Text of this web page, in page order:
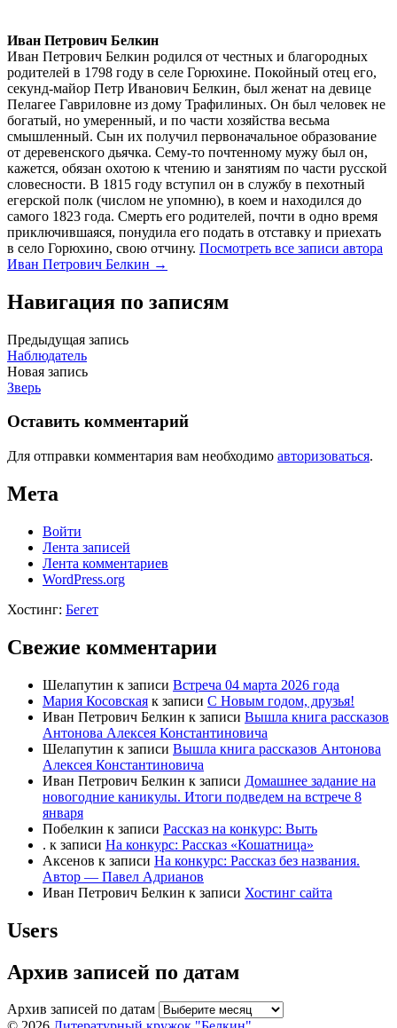
Иван Петрович Белкин
Иван Петрович Белкин родился от честных и благородных
родителей в 1798 году в селе Горюхине. Покойный отец его,
секунд-майор Петр Иванович Белкин, был женат на девице
Пелагее Гавриловне из дому Трафилиных. Он был человек не
богатый, но умеренный, и по части хозяйства весьма
смышленный. Сын их получил первоначальное образование
от деревенского дьячка. Сему-то почтенному мужу был он,
кажется, обязан охотою к чтению и занятиям по части русской
словесности. В 1815 году вступил он в службу в пехотный
егерской полк (числом не упомню), в коем и находился до
самого 1823 года. Смерть его родителей, почти в одно время
приключившаяся, понудила его подать в отставку и приехать
в село Горюхино, свою отчину. Посмотреть все записи автора
Иван Петрович Белкин →
Навигация по записям
Предыдущая запись
Наблюдатель
Новая запись
Зверь
Оставить комментарий
Для отправки комментария вам необходимо авторизоваться.
Мета
Войти
Лента записей
Лента комментариев
WordPress.org
Хостинг: Бегет
Свежие комментарии
Шелапутин к записи Встреча 04 марта 2026 года
Мария Косовская к записи С Новым годом, друзья!
Иван Петрович Белкин к записи Вышла книга рассказов
Антонова Алексея Константиновича
Шелапутин к записи Вышла книга рассказов Антонова
Алексея Константиновича
Иван Петрович Белкин к записи Домашнее задание на
новогодние каникулы. Итоги подведем на встрече 8
января
Побелкин к записи Рассказ на конкурс: Выть
. к записи На конкурс: Рассказ «Кошатница»
Аксенов к записи На конкурс: Рассказ без названия.
Автор — Павел Адрианов
Иван Петрович Белкин к записи Хостинг сайта
Users
Архив записей по датам
Архив записей по датам